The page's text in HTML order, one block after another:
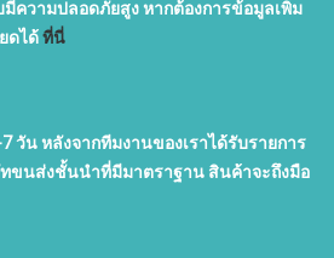
มีความปลอดภัยสูง หากต้องการข้อมูลเพิ่ม
ดได้ที่นี่
วัน หลังจากทีมงานของเราได้รับรายการ
ขนส่งชั้นนำที่มีมาตราฐาน สินค้าจะถึงมือ